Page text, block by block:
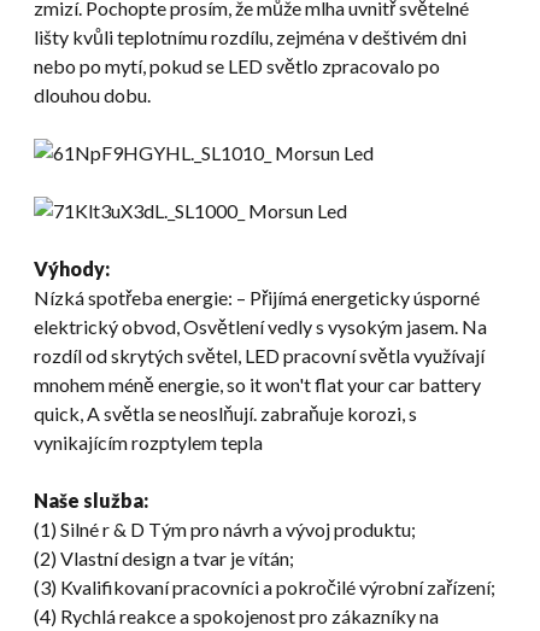
zmizí. Pochopte prosím, že může mlha uvnitř světelné
lišty kvůli teplotnímu rozdílu, zejména v deštivém dni
nebo po mytí, pokud se LED světlo zpracovalo po
dlouhou dobu.
Výhody:
Nízká spotřeba energie: – Přijímá energeticky úsporné
elektrický obvod, Osvětlení vedly s vysokým jasem. Na
rozdíl od skrytých světel, LED pracovní světla využívají
mnohem méně energie, so it won't flat your car battery
quick , A světla se neoslňují. zabraňuje korozi, s
vynikajícím rozptylem tepla
Naše služba:
(1) Silné r & D Tým pro návrh a vývoj produktu;
(2) Vlastní design a tvar je vítán;
(3) Kvalifikovaní pracovníci a pokročilé výrobní zařízení;
(4) Rychlá reakce a spokojenost pro zákazníky na